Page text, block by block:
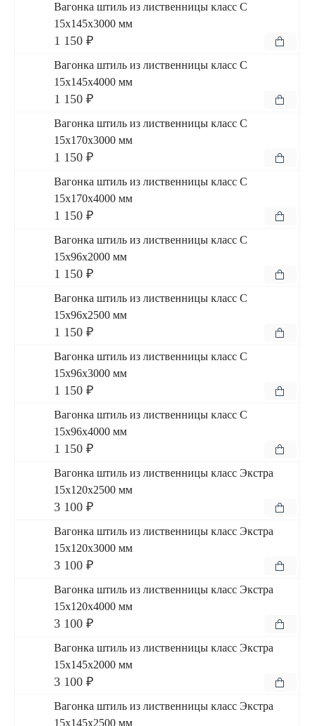
Вагонка штиль из лиственницы класс С
15x145x3000 мм
1 150 ₽
Вагонка штиль из лиственницы класс С
15x145x4000 мм
1 150 ₽
Вагонка штиль из лиственницы класс С
15x170x3000 мм
1 150 ₽
Вагонка штиль из лиственницы класс С
15x170x4000 мм
1 150 ₽
Вагонка штиль из лиственницы класс С
15x96x2000 мм
1 150 ₽
Вагонка штиль из лиственницы класс С
15x96x2500 мм
1 150 ₽
Вагонка штиль из лиственницы класс С
15x96x3000 мм
1 150 ₽
Вагонка штиль из лиственницы класс С
15x96x4000 мм
1 150 ₽
Вагонка штиль из лиственницы класс Экстра
15x120x2500 мм
3 100 ₽
Вагонка штиль из лиственницы класс Экстра
15x120x3000 мм
3 100 ₽
Вагонка штиль из лиственницы класс Экстра
15x120x4000 мм
3 100 ₽
Вагонка штиль из лиственницы класс Экстра
15x145x2000 мм
3 100 ₽
Вагонка штиль из лиственницы класс Экстра
15x145x2500 мм